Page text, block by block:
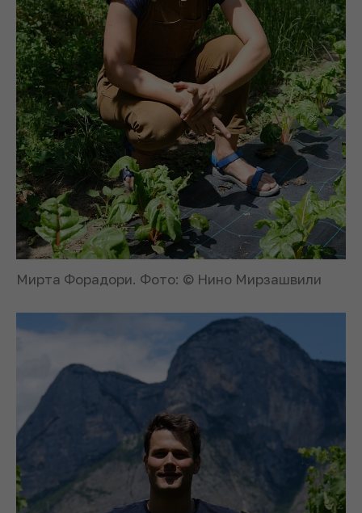
Мирта Форадори. Фото: © Нино Мирзашвили